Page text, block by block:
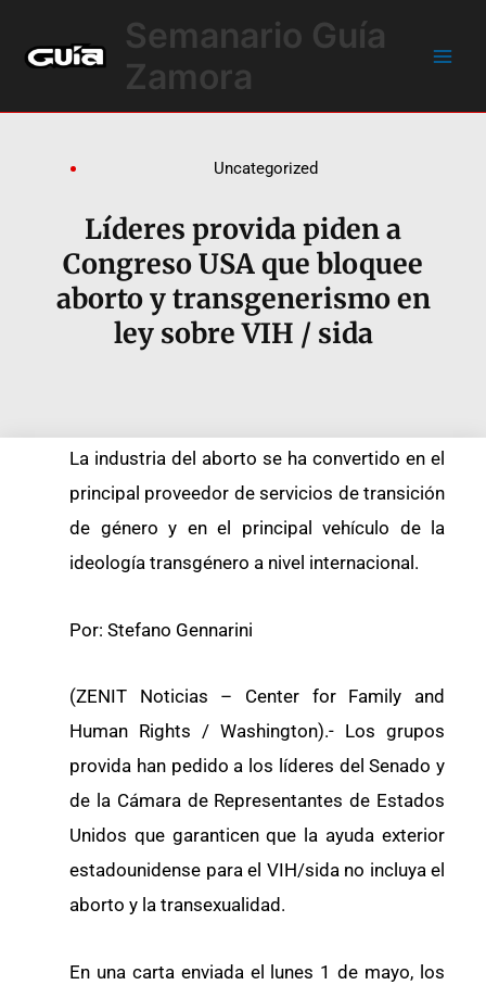
contenido
Semanario Guía
Zamora
Uncategorized
Líderes provida piden a
Congreso USA que bloquee
aborto y transgenerismo en
ley sobre VIH / sida
La industria del aborto se ha convertido en el
principal proveedor de servicios de transición
de género y en el principal vehículo de la
ideología transgénero a nivel internacional.
Por: Stefano Gennarini
(ZENIT Noticias – Center for Family and
Human Rights / Washington).- Los grupos
provida han pedido a los líderes del Senado y
de la Cámara de Representantes de Estados
Unidos que garanticen que la ayuda exterior
estadounidense para el VIH/sida no incluya el
aborto y la transexualidad.
En una carta enviada el lunes 1 de mayo, los